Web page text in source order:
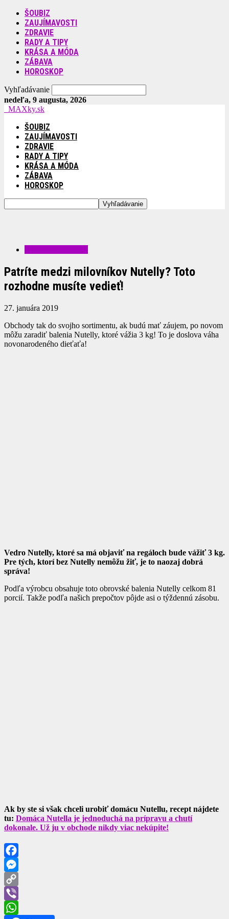
ŠOUBIZ
ZAUJÍMAVOSTI
ZDRAVIE
RADY A TIPY
KRÁSA A MÓDA
ZÁBAVA
HOROSKOP
Vyhľadávanie
nedeľa, 9 augusta, 2026
MAXky.sk
ŠOUBIZ
ZAUJÍMAVOSTI
ZDRAVIE
RADY A TIPY
KRÁSA A MÓDA
ZÁBAVA
HOROSKOP
Patríte medzi milovníkov Nutelly? Toto
rozhodne musíte vedieť!
27. januára 2019
Obchody tak do svojho sortimentu, ak budú mať záujem, po novom
môžu zaradiť balenia Nutelly, ktoré vážia 3 kg! To je doslova váha
novonarodeného dieťaťa!
Vedro Nutelly, ktoré sa má objaviť na regáloch bude vážiť 3 kg.
Pre tých, ktorí bez Nutelly nemôžu žiť, je to naozaj dobrá
správa!
Podľa výrobcu obsahuje toto obrovské balenia Nutelly celkom 81
porcií. Takže podľa našich prepočtov pôjde asi o týždennú zásobu.
Ak by ste si však chceli urobiť domácu Nutellu, recept nájdete
tu: Domáca Nutella je jednoduchá na prípravu a chutí
dokonale. Už ju v obchode nikdy viac nekúpite!
Facebook
Messenger
Copy
Link
Viber